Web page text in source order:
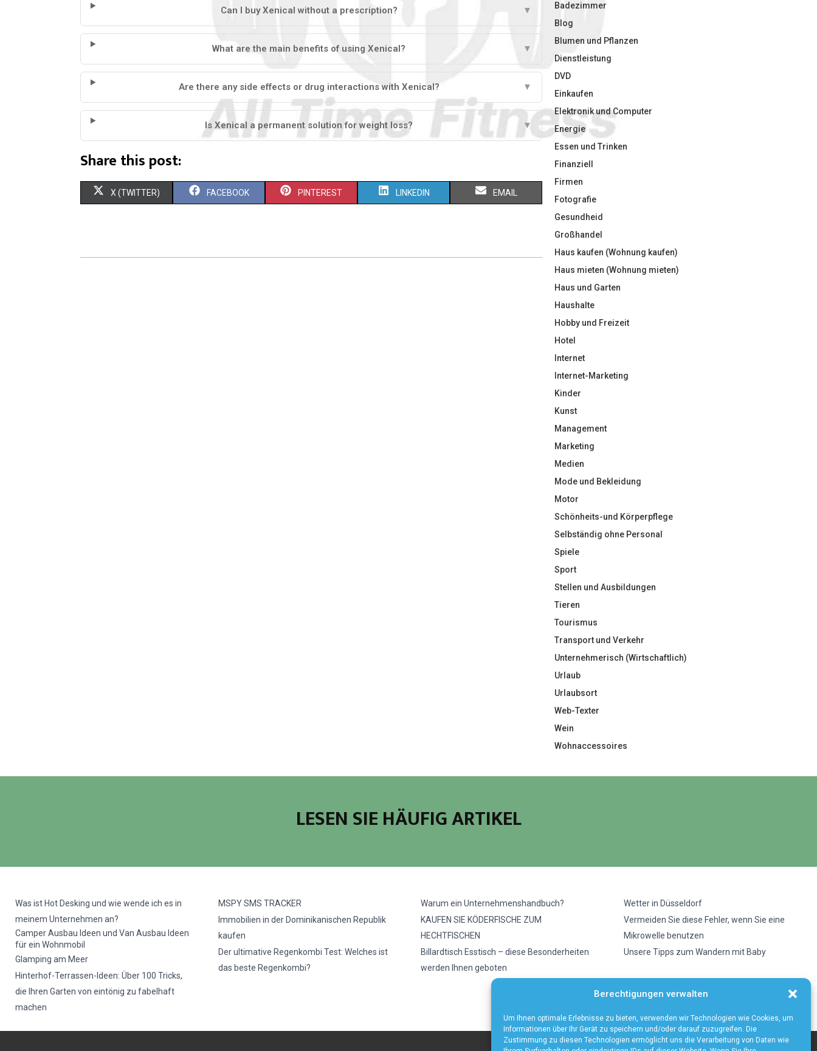
Berechtigungen verwalten
Um Ihnen optimale Erlebnisse zu bieten, verwenden wir Technologien wie Cookies, um
Informationen über Ihr Gerät zu speichern und/oder darauf zuzugreifen. Die
Zustimmung zu diesen Technologien ermöglicht uns die Verarbeitung von Daten wie
Can I buy Xenical without a prescription? ▼
What are the main benefits of using Xenical? ▼
Are there any side effects or drug interactions with Xenical? ▼
Is Xenical a permanent solution for weight loss? ▼
Share this post:
X (TWITTER) FACEBOOK PINTEREST LINKEDIN EMAIL
Badezimmer
Blog
Blumen und Pflanzen
Dienstleistung
DVD
Einkaufen
Elektronik und Computer
Energie
Essen und Trinken
Finanziell
Firmen
Fotografie
Gesundheid
Großhandel
Haus kaufen (Wohnung kaufen)
Haus mieten (Wohnung mieten)
Haus und Garten
Haushalte
Hobby und Freizeit
Hotel
Internet
Internet-Marketing
Kinder
Kunst
Management
Marketing
Medien
Mode und Bekleidung
Motor
Schönheits-und Körperpflege
Selbständig ohne Personal
Spiele
Sport
Stellen und Ausbildungen
Tieren
Tourismus
Transport und Verkehr
Unternehmerisch (Wirtschaftlich)
Urlaub
Urlaubsort
Web-Texter
Wein
Wohnaccessoires
LESEN SIE HÄUFIG ARTIKEL
Was ist Hot Desking und wie wende ich es in
meinem Unternehmen an?
Camper Ausbau Ideen und Van Ausbau Ideen
für ein Wohnmobil
Glamping am Meer
Hinterhof-Terrassen-Ideen: Über 100 Tricks,
die Ihren Garten von eintönig zu fabelhaft
machen
MSPY SMS TRACKER
Immobilien in der Dominikanischen Republik
kaufen
Der ultimative Regenkombi Test: Welches ist
das beste Regenkombi?
Warum ein Unternehmenshandbuch?
KAUFEN SIE KÖDERFISCHE ZUM
HECHTFISCHEN
Billardtisch Esstisch – diese Besonderheiten
werden Ihnen geboten
Wetter in Düsseldorf
Vermeiden Sie diese Fehler, wenn Sie eine
Mikrowelle benutzen
Unsere Tipps zum Wandern mit Baby